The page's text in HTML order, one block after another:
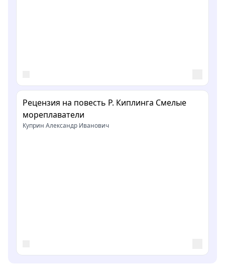
Рецензия на повесть Р. Киплинга Смелые
мореплаватели
Куприн Александр Иванович